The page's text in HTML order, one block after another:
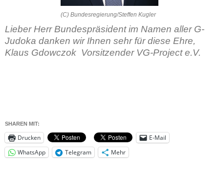
(C) Bundesregierung/Steffen Kugler
Lieber Herr Bundespräsident im Namen aller G-
Judoka danken wir Ihnen sehr für diese Ehre,
Klaus Gdowczok Vorsitzender VG-Project e.V.
SHAREN MIT:
Drucken
E-Mail
WhatsApp
Telegram Mehr